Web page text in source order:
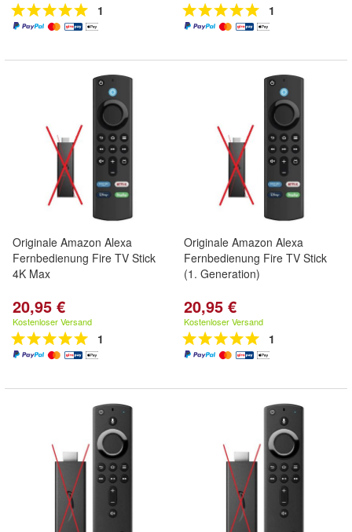
1 1
Originale Amazon Alexa
Fernbedienung Fire TV Stick
4K Max
20,95 €
Kostenloser Versand
1
Originale Amazon Alexa
Fernbedienung Fire TV Stick
(1. Generation)
20,95 €
Kostenloser Versand
1